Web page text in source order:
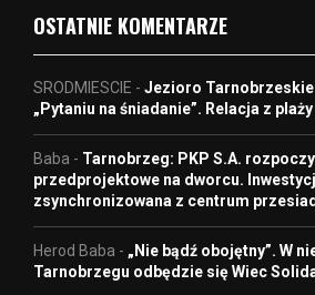
OSTATNIE KOMENTARZE
SRODMIESCIE - Jezioro Tarnobrzeskie
„Pytaniu na śniadanie”. Relacja z
Baba - Tarnobrzeg: PKP S.A.
przedprojektowe na dworcu.
zsynchronizowana z centrum
Herod Baba - „Nie bądź obojętny”. W
Tarnobrzegu odbędzie się Wiec